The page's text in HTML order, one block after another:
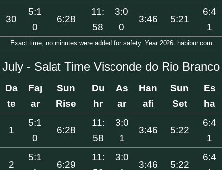
30
5:1
0
6:28
11:
58
3:0
0
3:46 5:21
6:4
1
Exact time, no minutes were added for safety. Year 2026. habibur.com
July - Salat Time Visconde do Rio Branco
Da
te
Faj
ar
Sun
Rise
Du
hr
As
ar
Han
afi
Sun
Set
Es
ha
1
5:1
0
6:28
11:
58
3:0
1
3:46 5:22
6:4
1
2
5:1
6:29
11:
3:0
3:46 5:22
6:4